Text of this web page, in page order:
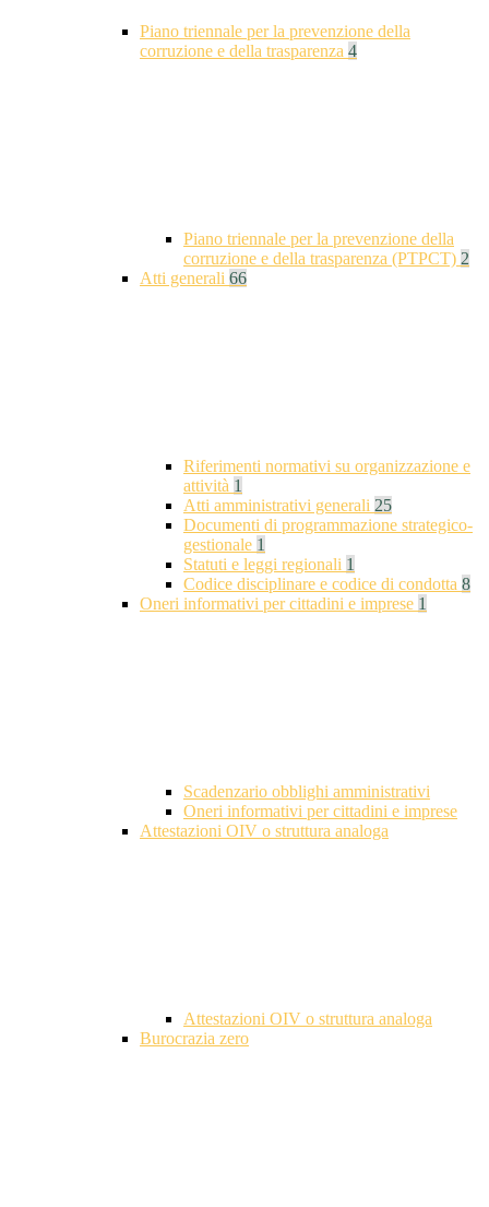
Piano triennale per la prevenzione della
corruzione e della trasparenza 4
Piano triennale per la prevenzione della
corruzione e della trasparenza (PTPCT) 2
Atti generali 66
Riferimenti normativi su organizzazione e
attività 1
Atti amministrativi generali 25
Documenti di programmazione strategico-
gestionale 1
Statuti e leggi regionali 1
Codice disciplinare e codice di condotta 8
Oneri informativi per cittadini e imprese 1
Scadenzario obblighi amministrativi
Oneri informativi per cittadini e imprese
Attestazioni OIV o struttura analoga
Attestazioni OIV o struttura analoga
Burocrazia zero